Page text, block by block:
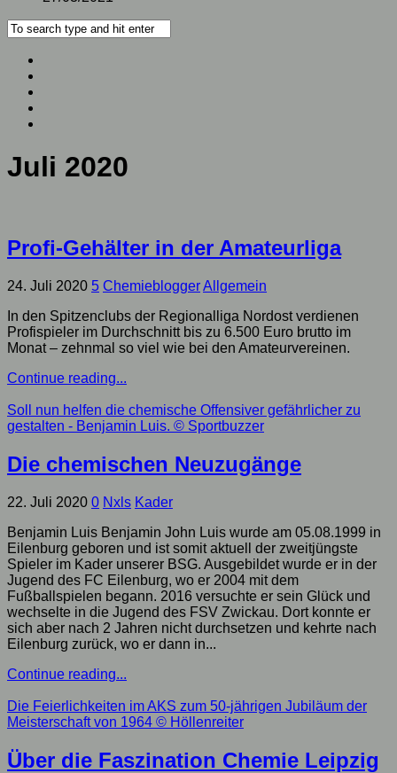
Juli 2020
Profi-Gehälter in der Amateurliga
24. Juli 2020 5 ChemiebloggerAllgemein
In den Spitzenclubs der Regionalliga Nordost verdienen
Profispieler im Durchschnitt bis zu 6.500 Euro brutto im
Monat – zehnmal so viel wie bei den Amateurvereinen.
Continue reading...
Soll nun helfen die chemische Offensiver gefährlicher zu
gestalten - Benjamin Luis. © Sportbuzzer
Die chemischen Neuzugänge
22. Juli 2020 0 Nxls Kader
Benjamin Luis Benjamin John Luis wurde am 05.08.1999 in
Eilenburg geboren und ist somit aktuell der zweitjüngste
Spieler im Kader unserer BSG. Ausgebildet wurde er in der
Jugend des FC Eilenburg, wo er 2004 mit dem
Fußballspielen begann. 2016 versuchte er sein Glück und
wechselte in die Jugend des FSV Zwickau. Dort konnte er
sich aber nach 2 Jahren nicht durchsetzen und kehrte nach
Eilenburg zurück, wo er dann in...
Continue reading...
Die Feierlichkeiten im AKS zum 50-jährigen Jubiläum der
Meisterschaft von 1964 © Höllenreiter
Über die Faszination Chemie Leipzig